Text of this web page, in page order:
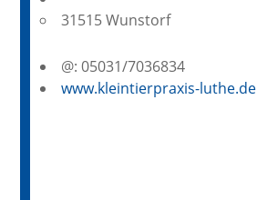
31515 Wunstorf
@: 05031/7036834
www.kleintierpraxis-luthe.de